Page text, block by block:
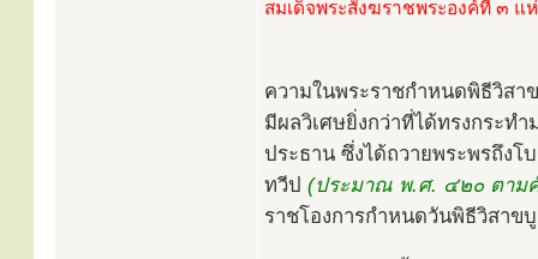
สมเด็จพระสังฆราชพระองค์ที่ ๓ แ
ความในพระราชกำหนดพิธีวิส
มีผลวิเศษยิ่งกว่าที่ได้ทรงกระท
ประธาน ซึ่งได้ถวายพระพรถึง
ทวีป (ประมาณ พ.ศ. ๔๒๐ ตามคั
ราชโองการกำหนดวันพิธีวิสา